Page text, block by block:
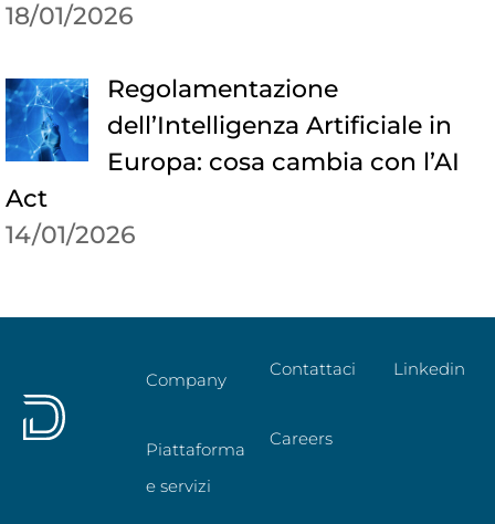
18/01/2026
Regolamentazione
dell’Intelligenza Artificiale in
Europa: cosa cambia con l’AI
Act
14/01/2026
Company
Piattaforma
e servizi
Contattaci
Careers
Linkedin